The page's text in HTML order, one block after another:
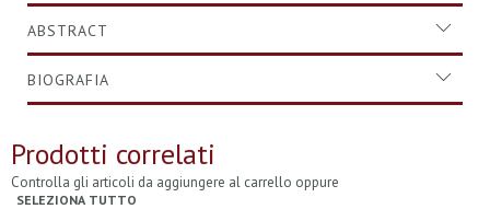
ABSTRACT
BIOGRAFIA
Prodotti correlati
Controlla gli articoli da aggiungere al carrello oppure
SELEZIONA TUTTO